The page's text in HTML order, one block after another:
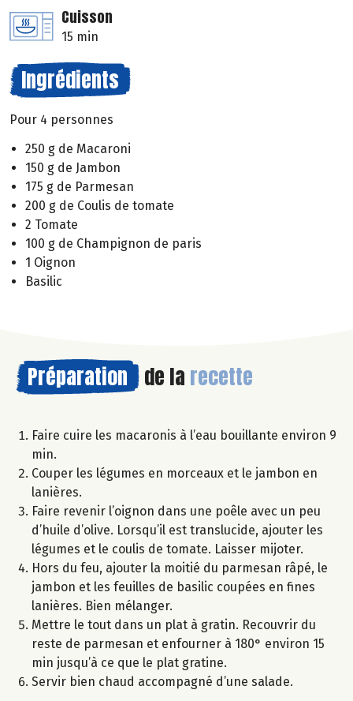
Cuisson
15 min
Ingrédients
Pour 4 personnes
250 g de Macaroni
150 g de Jambon
175 g de Parmesan
200 g de Coulis de tomate
2 Tomate
100 g de Champignon de paris
1 Oignon
Basilic
Préparation de la recette
Faire cuire les macaronis à l’eau bouillante environ 9
min.
Couper les légumes en morceaux et le jambon en
lanières.
Faire revenir l’oignon dans une poêle avec un peu
d’huile d’olive. Lorsqu’il est translucide, ajouter les
légumes et le coulis de tomate. Laisser mijoter.
Hors du feu, ajouter la moitié du parmesan râpé, le
jambon et les feuilles de basilic coupées en fines
lanières. Bien mélanger.
Mettre le tout dans un plat à gratin. Recouvrir du
reste de parmesan et enfourner à 180° environ 15
min jusqu’à ce que le plat gratine.
Servir bien chaud accompagné d’une salade.